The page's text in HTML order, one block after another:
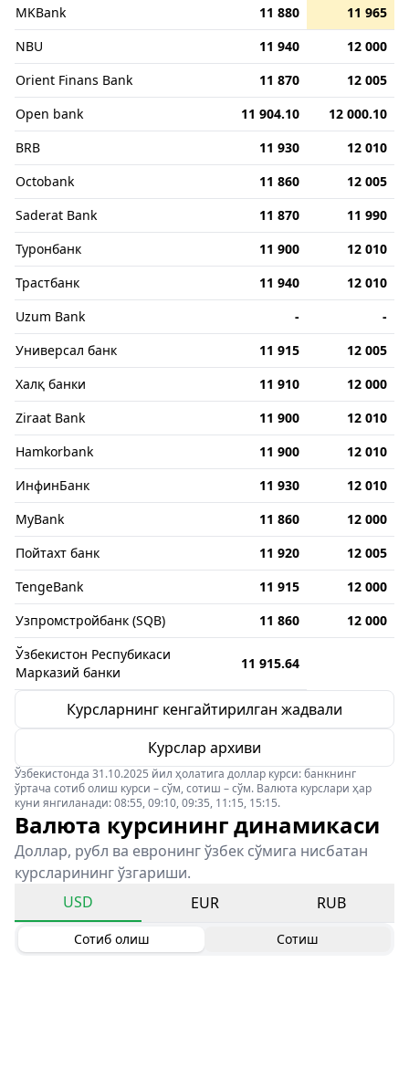
MKBank
11 880
11 965
NBU
11 940
12 000
Orient Finans Bank
11 870
12 005
Open bank
11 904.10
12 000.10
BRB
11 930
12 010
Octobank
11 860
12 005
Saderat Bank
11 870
11 990
Туронбанк
11 900
12 010
Трастбанк
11 940
12 010
Uzum Bank
-
-
Универсал банк
11 915
12 005
Халқ банки
11 910
12 000
Ziraat Bank
11 900
12 010
Hamkorbank
11 900
12 010
ИнфинБанк
11 930
12 010
MyBank
11 860
12 000
Пойтахт банк
11 920
12 005
TengeBank
11 915
12 000
Узпромстройбанк (SQB)
11 860
12 000
Ўзбекистон Респубикаси
Марказий банки
11 915.64
Курсларнинг кенгайтирилган жадвали
Курслар архиви
Ўзбекистонда 31.10.2025 йил ҳолатига доллар курси: банкнинг
ўртача сотиб олиш курси – сўм, сотиш – сўм. Валюта курслари ҳар
куни янгиланади: 08:55, 09:10, 09:35, 11:15, 15:15.
Валюта курсининг динамикаси
Доллар, рубл ва евронинг ўзбек сўмига нисбатан
курсларининг ўзгариши.
USD
EUR RUB
Сотиб олиш Сотиш